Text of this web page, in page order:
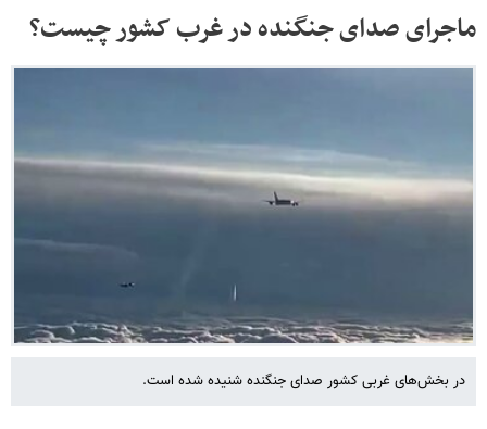
ماجرای صدای جنگنده در غرب کشور چیست؟
در بخش‌های غربی کشور صدای جنگنده شنیده شده است.